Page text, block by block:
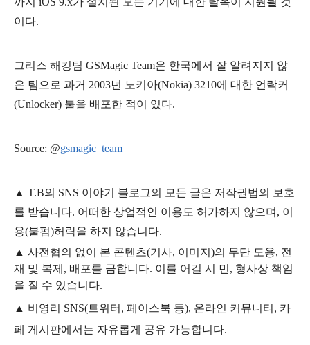
이다.
그리스 해킹팀 GSMagic Team은 한국에서 잘 알려지지 않
은 팀으로 과거 2003년 노키아(Nokia) 3210에 대한 언락커
(Unlocker) 툴을 배포한 적이 있다.
Source: @gsmagic_team
▲ T.B의 SNS 이야기 블 로그의 모든 글은 저작권법의 보호
를 받습니다. 어떠한 상업적인 이용도 허가하지 않으며, 이
용(불펌)허락을 하지 않습니다.
▲ 사전협의 없이 본 콘텐츠(기사, 이미지)의 무단 도용, 전
재 및 복제, 배포를 금합니다. 이를 어길 시 민, 형사상 책임
을 질 수 있습니다.
▲ 비영리 SNS(트위터, 페이스북 등), 온라인 커뮤니티, 카
페 게시판에서는 자유롭게 공유 가능합니다.